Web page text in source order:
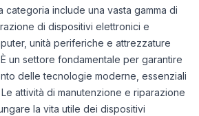
categoria include una vasta gamma di
di dispositivi elettronici e
unità periferiche e attrezzature
un settore fondamentale per garantire
delle tecnologie moderne, essenziali
attività di manutenzione e riparazione
la vita utile dei dispositivi